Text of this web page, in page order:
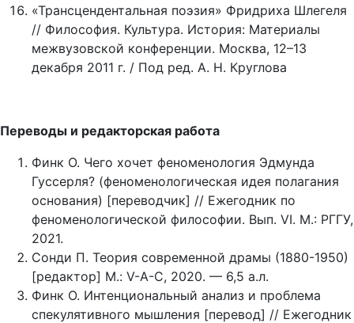
«Трансцендентальная поэзия» Фридриха Шлегеля
// Философия. Культура. История: Материалы
межвузовской конференции. Москва, 12–13
декабря 2011 г. / Под ред. А. Н. Круглова
Переводы и редакторская работа
Финк О. Чего хочет феноменология Эдмунда
Гуссерля? (феноменологическая идея полагания
основания) [переводчик] // Ежегодник по
феноменологической философии. Вып. VI. М.: РГГУ,
2021.
Сонди П. Теория современной драмы (1880-1950)
[редактор] М.: V-A-C, 2020. — 6,5 а.л.
Финк О. Интенциональный анализ и проблема
спекулятивного мышления [перевод] // Ежегодник